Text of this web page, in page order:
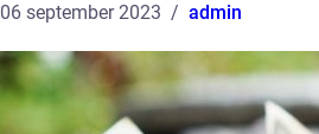
06 september 2023 admin